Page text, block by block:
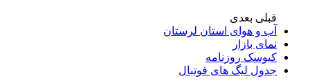
قبلی بعدی
آب و هوای استان لرستان
نمای بازار
کیوسک روزنامه
جدول لیگ های فوتبال